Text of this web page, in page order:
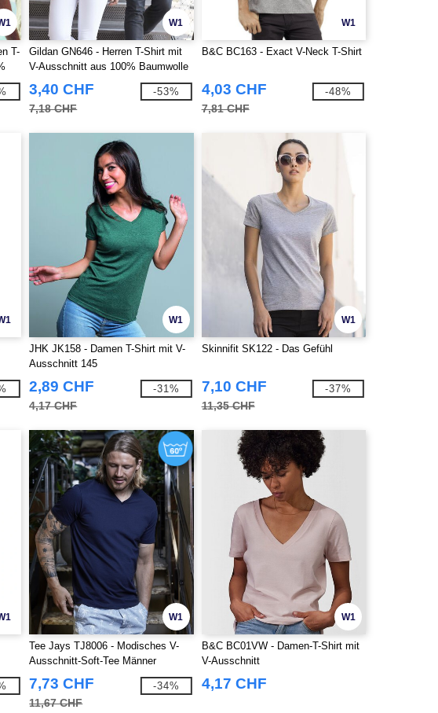
T-
W1
Gildan GN646 - Herren T-Shirt mit
V-Ausschnitt aus 100% Baumwolle
3,40 CHF
7,18 CHF
-53%
W1
B&C BC163 - Exact V-Neck T-Shirt
4,03 CHF
7,81 CHF
-48%
W1
JHK JK158 - Damen T-Shirt mit V-
Ausschnitt 145
2,89 CHF
4,17 CHF
-31%
W1
Skinnifit SK122 - Das Gefühl
7,10 CHF
11,35 CHF
-37%
W1
Tee Jays TJ8006 - Modisches V-
Ausschnitt-Soft-Tee Männer
7,73 CHF
11,67 CHF
-34%
W1
B&C BC01VW - Damen-T-Shirt mit
V-Ausschnitt
4,17 CHF